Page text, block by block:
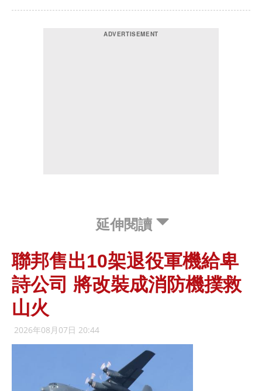
延伸閱讀
聯邦售出10架退役軍機給卑
詩公司 將改裝成消防機撲救
山火
2026年08月07日 20:44